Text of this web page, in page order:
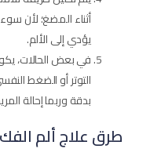
أثناء المضغ؛ لأن
يؤدي إلى الألم.
في بعض الحالات،
التوتر أو الضغط
بدقة وربما إحالة
طرق علاج ألم